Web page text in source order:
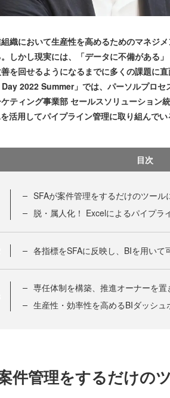
織において生産性を高めるためのマネジ
しかし現実には、「データに不備がある
を回せるようになるまでに多くの課題に
Day 2022 Summer」では、パーソルプロ
ティング事業部 セールスソリューション
活用してパイプライン管理に取り組んでい
目次
SFAが案件管理をするだけのツール
脱・属人化！ Excelによるパイプラ
各指標をSFAに反映し、BIを用いて
専任体制を構築、推進オーナーを置
生産性・効率性を高めるBIダッシュ
件管理をするだけの